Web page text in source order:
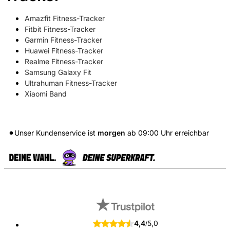
Amazfit Fitness-Tracker
Fitbit Fitness-Tracker
Garmin Fitness-Tracker
Huawei Fitness-Tracker
Realme Fitness-Tracker
Samsung Galaxy Fit
Ultrahuman Fitness-Tracker
Xiaomi Band
Unser Kundenservice ist morgen ab 09:00 Uhr erreichbar
4,4/5,0